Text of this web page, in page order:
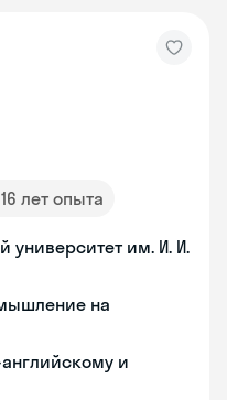
16 лет опыта
университет им. И. И.
на
и